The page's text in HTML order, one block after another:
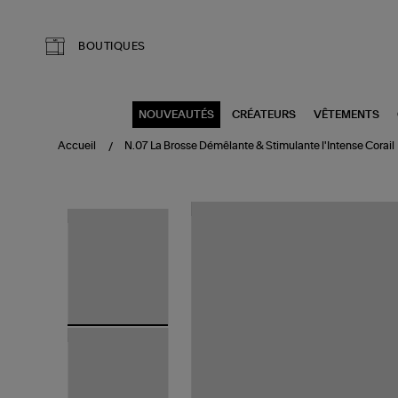
BOUTIQUES
NOUVEAUTÉS CRÉATEURS VÊTEMENTS
Accueil N.07 La Brosse Démêlante & Stimulante l'Intense Corail